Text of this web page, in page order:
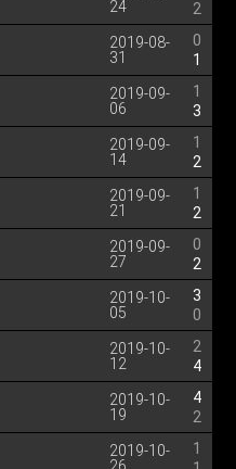
24
2
2019-08-
31
0
1
2019-09-
06
1
3
2019-09-
14
1
2
2019-09-
21
1
2
2019-09-
27
0
2
2019-10-
05
3
0
2019-10-
12
2
4
2019-10-
19
4
2
2019-10-
1